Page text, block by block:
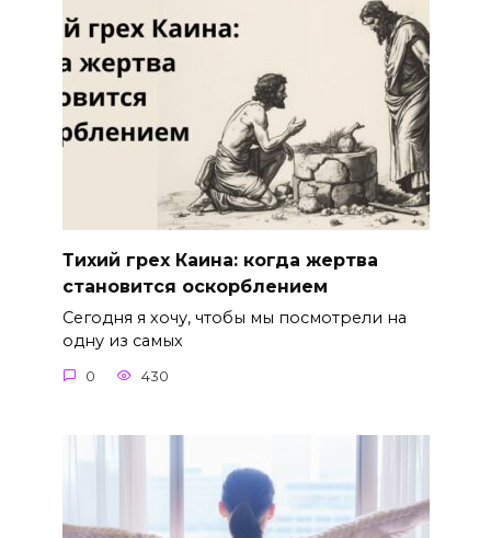
Тихий грех Каина: когда жертва
становится оскорблением
Сегодня я хочу, чтобы мы посмотрели на
одну из самых
0 430